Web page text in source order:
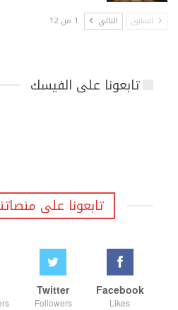
السابق التالي 1 من 12
تابعونا على الفيسك
تابعونا على
Facebook
Likes
Twitter
Followers